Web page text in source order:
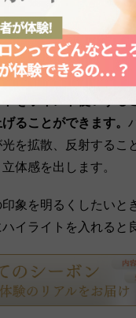
剤が必要になります。
かるため、ポイント
ることが大切です。
トをポイント使いする
ることができます。
を拡散、反射するこ
体感を出します。
象を明るくしたいと
イライトを入れると